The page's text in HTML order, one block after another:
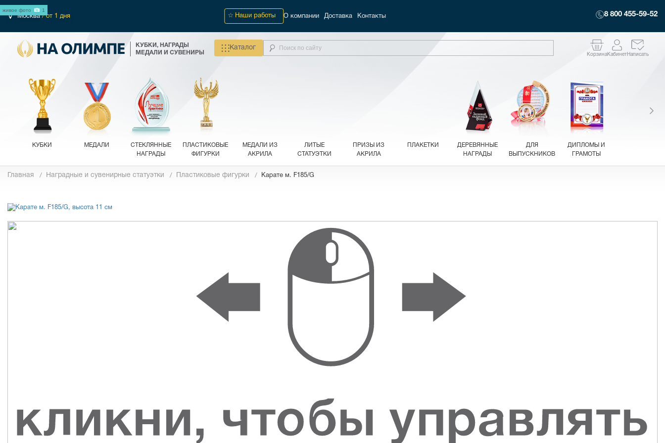
Москва/ от 1 дня Наши работы О компании Доставка Контакты 8 800 455-59-52
КУБКИ, НАГРАДЫ
МЕДАЛИ И СУВЕНИРЫ
Каталог
КорзинаКабинетНаписать
КУБКИ МЕДАЛИ
СТЕКЛЯННЫЕ
НАГРАДЫ
ПЛАСТИКОВЫЕ
ФИГУРКИ
МЕДАЛИ ИЗ
АКРИЛА
ЛИТЫЕ
СТАТУЭТКИ
ПРИЗЫ ИЗ
АКРИЛА
ПЛАКЕТКИ
ДЕРЕВЯННЫЕ
НАГРАДЫ
ДЛЯ
ВЫПУСКНИКОВ
ДИПЛОМЫ И
ГРАМОТЫ
Главная Наградные и сувенирные статуэтки Пластиковые фигурки Карате м. F185/G
живое фото 1